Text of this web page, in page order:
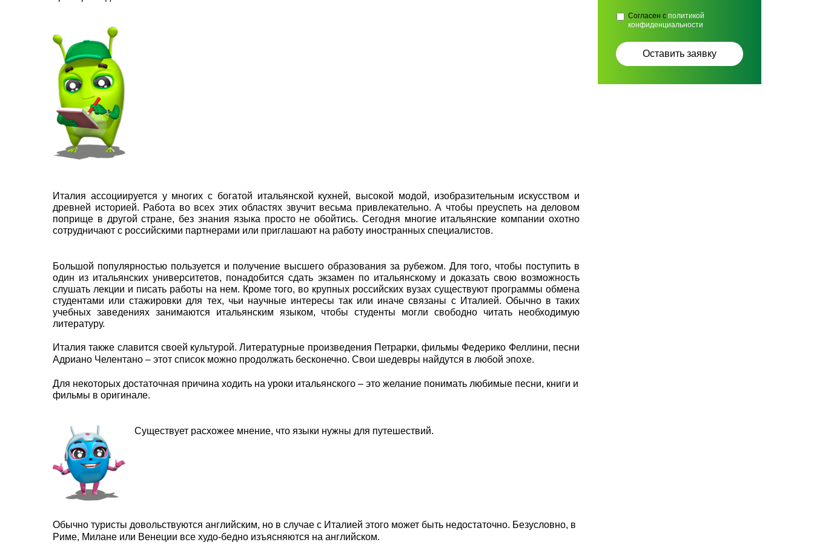
Италия ассоциируется у многих с богатой итальянской кухней, высокой модой, изобразительным искусством и
древней историей. Работа во всех этих областях звучит весьма привлекательно. А чтобы преуспеть на деловом
поприще в другой стране, без знания языка просто не обойтись. Сегодня многие итальянские компании охотно
сотрудничают с российскими партнерами или приглашают на работу иностранных специалистов.
Большой популярностью пользуется и получение высшего образования за рубежом. Для того, чтобы поступить в
один из итальянских университетов, понадобится сдать экзамен по итальянскому и доказать свою возможность
слушать лекции и писать работы на нем. Кроме того, во крупных российских вузах существуют программы обмена
студентами или стажировки для тех, чьи научные интересы так или иначе связаны с Италией. Обычно в таких
учебных заведениях занимаются итальянским языком, чтобы студенты могли свободно читать необходимую
литературу.
Италия также славится своей культурой. Литературные произведения Петрарки, фильмы Федерико Феллини, песни
Адриано Челентано – этот список можно продолжать бесконечно. Свои шедевры найдутся в любой эпохе.
Для некоторых достаточная причина ходить на уроки итальянского – это желание понимать любимые песни, книги и
фильмы в оригинале.
Существует расхожее мнение, что языки нужны для путешествий.
Обычно туристы довольствуются английским, но в случае с Италией этого может быть недостаточно. Безусловно, в
Риме, Милане или Венеции все худо-бедно изъясняются на английском.
Согласен с политикой
конфиденциальности